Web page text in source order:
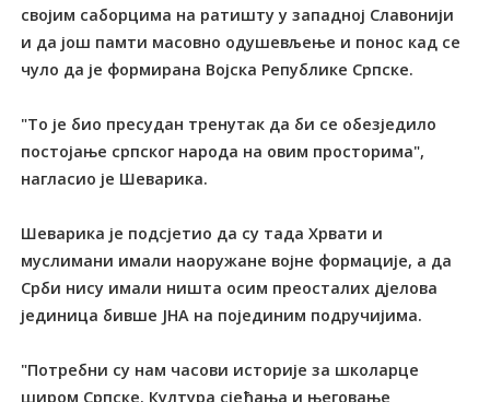
својим саборцима на ратишту у западној Славонији
и да још памти масовно одушевљење и понос кад се
чуло да је формирана Војска Републике Српске.
"То је био пресудан тренутак да би се обезједило
постојање српског народа на овим просторима",
нагласио је Шеварика.
Шеварика је подсјетио да су тада Хрвати и
муслимани имали наоружане војне формације, а да
Срби нису имали ништа осим преосталих дјелова
јединица бивше ЈНА на појединим подручијима.
"Потребни су нам часови историје за школарце
широм Српске. Култура сјећања и његовање